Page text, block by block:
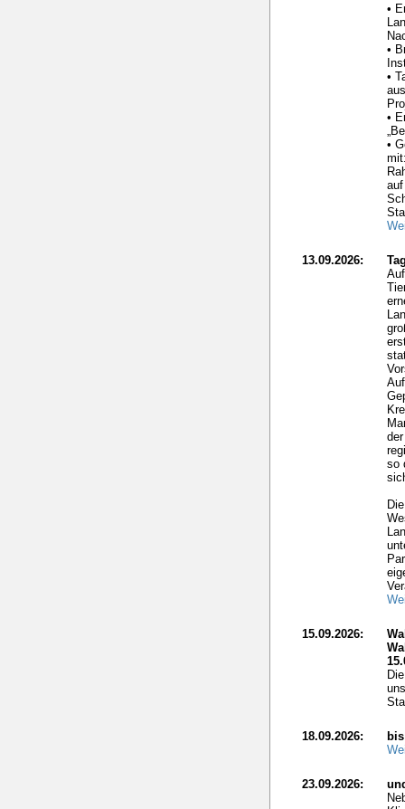
•
•
•
•
•
13.09.2026:
so
15.09.2026:
18.09.2026:
bis
23.09.2026: